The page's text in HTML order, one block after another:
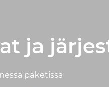
ja
paketissa